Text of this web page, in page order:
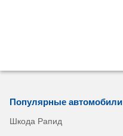
Популярные автомобили
Шкода Рапид